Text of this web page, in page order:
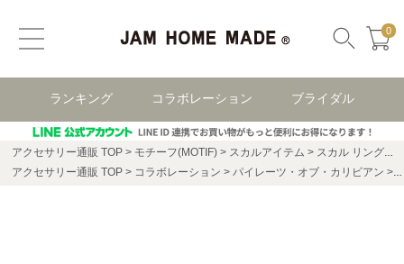
0
ランキング コラボレーション ブライダル
アクセサリー通販 TOP モチーフ(MOTIF) スカルアイテム
スカル リング・指輪
アクセサリー通販 TOP
コラボレーション パイレーツ・オブ・カリビアン